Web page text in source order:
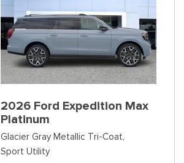
2026 Ford Expedition Max
Platinum
Glacier Gray Metallic Tri-Coat,
Sport Utility